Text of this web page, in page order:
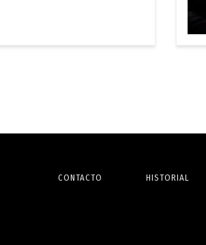
CONTACTO HISTORIAL